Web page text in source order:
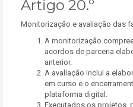
Artigo 20.º
Monitorização e avaliação das
A monitorização
acordos de parceria
anterior.
A avaliação inclui a
em curso e o
plataforma digital.
Executados os projetos,